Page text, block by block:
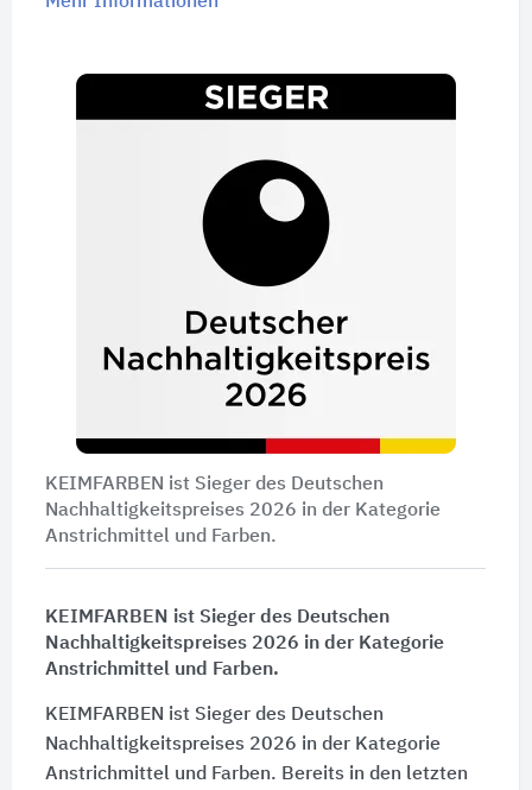
KEIMFARBEN ist Sieger des Deutschen
Nachhaltigkeitspreises 2026 in der Kategorie
Anstrichmittel und Farben.
KEIMFARBEN ist Sieger des Deutschen
Nachhaltigkeitspreises 2026 in der Kategorie
Anstrichmittel und Farben.
KEIMFARBEN ist Sieger des Deutschen
Nachhaltigkeitspreises 2026 in der Kategorie
Anstrichmittel und Farben. Bereits in den letzten